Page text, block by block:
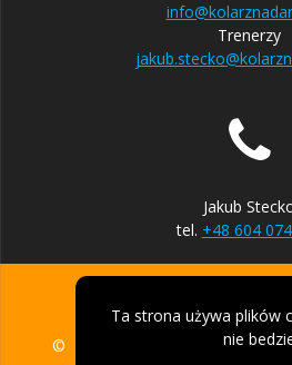
Trenerzy
Jakub
tel. +48 604
© 2026 UKS Kolarz Nadarzyn.
Ta strona używa plików
nie